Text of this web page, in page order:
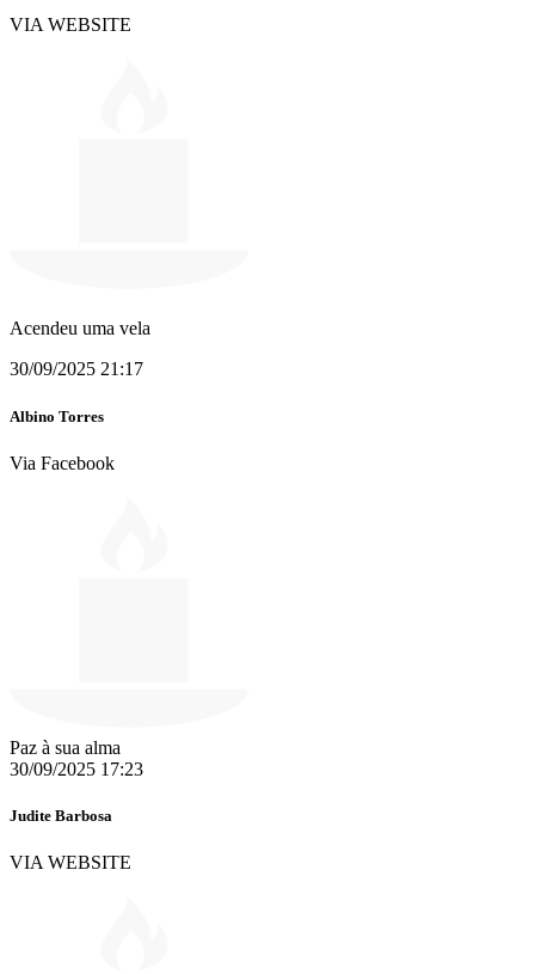
VIA WEBSITE
Acendeu uma vela
30/09/2025 21:17
Albino Torres
Via Facebook
Paz à sua alma
30/09/2025 17:23
Judite Barbosa
VIA WEBSITE